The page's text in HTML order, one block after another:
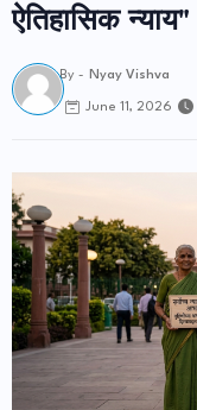
ऐतिहासिक न्याय"
By - Nyay Vishva
June 11, 2026